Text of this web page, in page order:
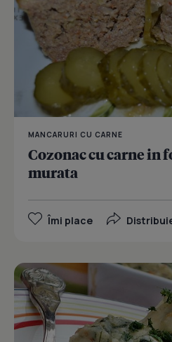
MANCARURI CU CARNE
Cozonac cu carne in
murata
Îmi place